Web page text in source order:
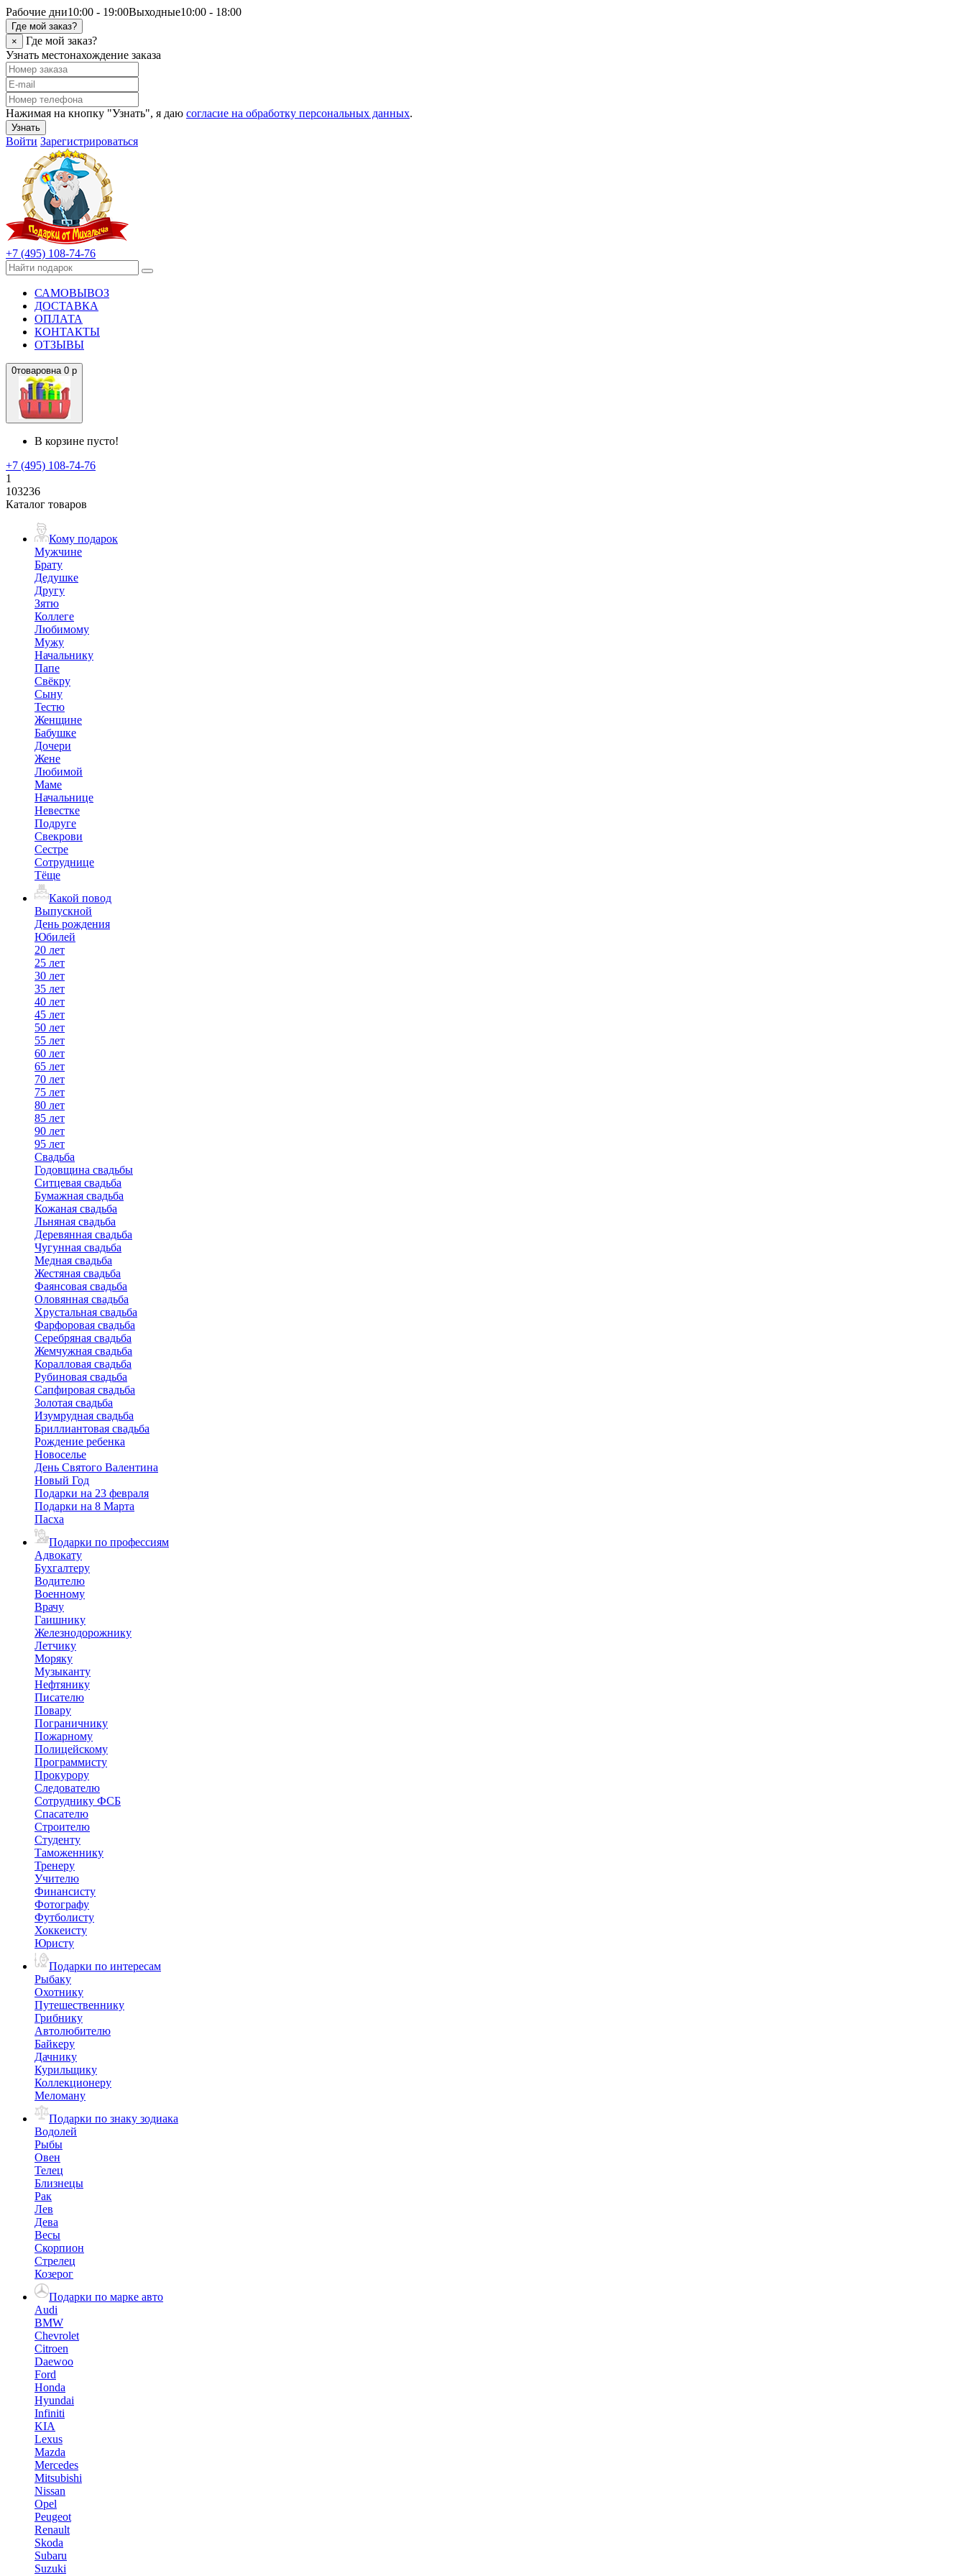
Рабочие дни10:00 - 19:00Выходные10:00 - 18:00
Где мой заказ?
×
Где мой заказ?
Узнать местонахождение заказа
Нажимая на кнопку "Узнать", я даю согласие на обработку персональных данных.
Узнать
Войти Зарегистрироваться
+7 (495) 108-74-76
САМОВЫВОЗ
ДОСТАВКА
ОПЛАТА
КОНТАКТЫ
ОТЗЫВЫ
0товаровна 0 р
В корзине пусто!
+7 (495) 108-74-76
1
103236
Каталог товаров
Кому подарок
Мужчине
Брату
Дедушке
Другу
Зятю
Коллеге
Любимому
Мужу
Начальнику
Папе
Свёкру
Сыну
Тестю
Женщине
Бабушке
Дочери
Жене
Любимой
Маме
Начальнице
Невестке
Подруге
Свекрови
Сестре
Сотруднице
Тёще
Какой повод
Выпускной
День рождения
Юбилей
20 лет
25 лет
30 лет
35 лет
40 лет
45 лет
50 лет
55 лет
60 лет
65 лет
70 лет
75 лет
80 лет
85 лет
90 лет
95 лет
Свадьба
Годовщина свадьбы
Ситцевая свадьба
Бумажная свадьба
Кожаная свадьба
Льняная свадьба
Деревянная свадьба
Чугунная свадьба
Медная свадьба
Жестяная свадьба
Фаянсовая свадьба
Оловянная свадьба
Хрустальная свадьба
Фарфоровая свадьба
Серебряная свадьба
Жемчужная свадьба
Коралловая свадьба
Рубиновая свадьба
Сапфировая свадьба
Золотая свадьба
Изумрудная свадьба
Бриллиантовая свадьба
Рождение ребенка
Новоселье
День Святого Валентина
Новый Год
Подарки на 23 февраля
Подарки на 8 Марта
Пасха
Подарки по профессиям
Адвокату
Бухгалтеру
Водителю
Военному
Врачу
Гаишнику
Железнодорожнику
Летчику
Моряку
Музыканту
Нефтянику
Писателю
Повару
Пограничнику
Пожарному
Полицейскому
Программисту
Прокурору
Следователю
Сотруднику ФСБ
Спасателю
Строителю
Студенту
Таможеннику
Тренеру
Учителю
Финансисту
Фотографу
Футболисту
Хоккеисту
Юристу
Подарки по интересам
Рыбаку
Охотнику
Путешественнику
Грибнику
Автолюбителю
Байкеру
Дачнику
Курильщику
Коллекционеру
Меломану
Подарки по знаку зодиака
Водолей
Рыбы
Овен
Телец
Близнецы
Рак
Лев
Дева
Весы
Скорпион
Стрелец
Козерог
Подарки по марке авто
Audi
BMW
Chevrolet
Citroen
Daewoo
Ford
Honda
Hyundai
Infiniti
KIA
Lexus
Mazda
Mercedes
Mitsubishi
Nissan
Opel
Peugeot
Renault
Skoda
Subaru
Suzuki